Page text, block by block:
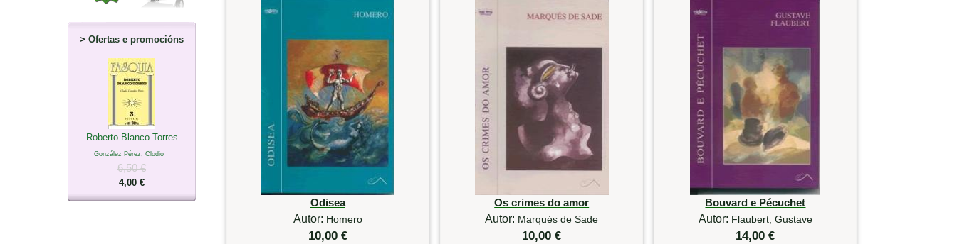
> Ofertas e promocións
Roberto Blanco Torres
González Pérez, Clodio
6,50 €
4,00 €
Odisea
Autor: Homero
10,00 €
Os crimes do amor
Autor: Marqués de Sade
10,00 €
Bouvard e Pécuchet
Autor: Flaubert, Gustave
14,00 €